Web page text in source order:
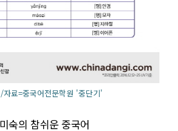
료=중국어전문학원 '중단기'
숙의 참쉬운 중국어